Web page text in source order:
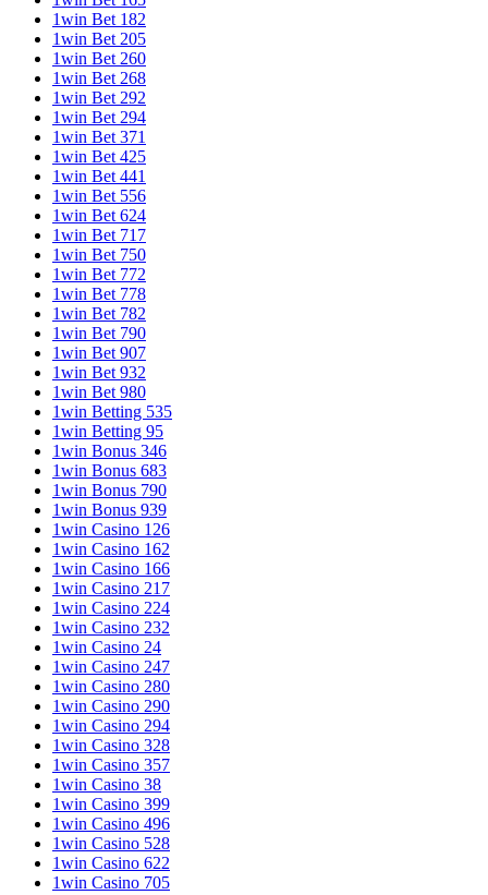
1win Bet 182
1win Bet 205
1win Bet 260
1win Bet 268
1win Bet 292
1win Bet 294
1win Bet 371
1win Bet 425
1win Bet 441
1win Bet 556
1win Bet 624
1win Bet 717
1win Bet 750
1win Bet 772
1win Bet 778
1win Bet 782
1win Bet 790
1win Bet 907
1win Bet 932
1win Bet 980
1win Betting 535
1win Betting 95
1win Bonus 346
1win Bonus 683
1win Bonus 790
1win Bonus 939
1win Casino 126
1win Casino 162
1win Casino 166
1win Casino 217
1win Casino 224
1win Casino 232
1win Casino 24
1win Casino 247
1win Casino 280
1win Casino 290
1win Casino 294
1win Casino 328
1win Casino 357
1win Casino 38
1win Casino 399
1win Casino 496
1win Casino 528
1win Casino 622
1win Casino 705